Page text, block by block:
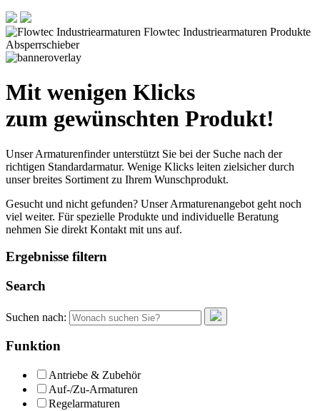
Mit wenigen Klicks
zum gewünschten Produkt!
Unser Armaturenfinder unterstützt Sie bei der Suche nach der
richtigen Standardarmatur. Wenige Klicks leiten zielsicher durch
unser breites Sortiment zu Ihrem Wunschprodukt.
Gesucht und nicht gefunden? Unser Armaturenangebot geht noch
viel weiter. Für spezielle Produkte und individuelle Beratung
nehmen Sie direkt Kontakt mit uns auf.
Ergebnisse filtern
Search
Suchen nach:
Funktion
Antriebe & Zubehör
Auf-/Zu-Armaturen
Regelarmaturen